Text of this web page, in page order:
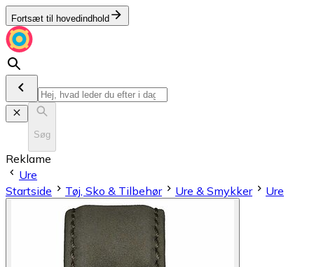
Fortsæt til hovedindhold
Søg
Reklame
Ure
Startside
Tøj, Sko & Tilbehør Ure & Smykker Ure